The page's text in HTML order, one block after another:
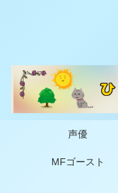
声優
MFゴースト